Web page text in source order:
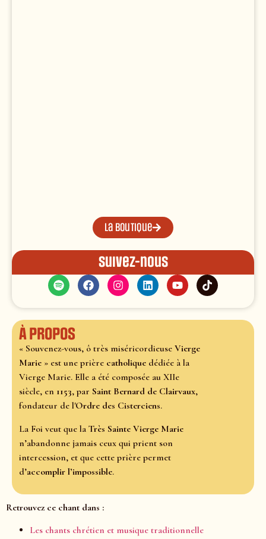
La boutique
Suivez-nous
À propos
« Souvenez-vous, ô très miséricordieuse Vierge
Marie » est une prière catholique dédiée à la
Vierge Marie. Elle a été composée au XIIe
siècle, en 1153, par Saint Bernard de Clairvaux,
fondateur de l'Ordre des Cisterciens.
La Foi veut que la Très Sainte Vierge Marie
n’abandonne jamais ceux qui prient son
intercession, et que cette prière permet
d’accomplir l’impossible.
Retrouvez ce chant dans :
Les chants chrétien et musique traditionnelle